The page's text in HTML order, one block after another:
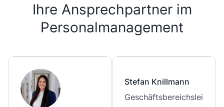
Ihre Ansprechpartner im
Personalmanagement
Stefan Knillmann
Geschäftsbereichslei